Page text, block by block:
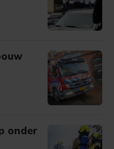
onder